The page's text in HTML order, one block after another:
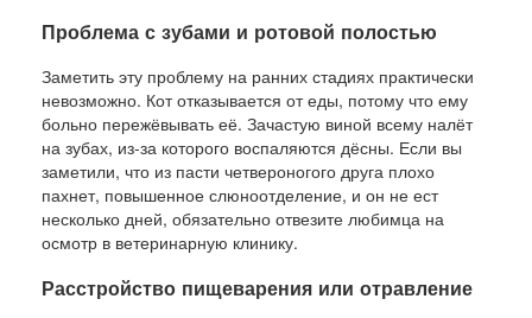
Проблема с зубами и ротовой полостью
Заметить эту проблему на ранних стадиях практически
невозможно. Кот отказывается от еды, потому что ему
больно пережёвывать её. Зачастую виной всему налёт
на зубах, из-за которого воспаляются дёсны. Если вы
заметили, что из пасти четвероногого друга плохо
пахнет, повышенное слюноотделение, и он не ест
несколько дней, обязательно отвезите любимца на
осмотр в ветеринарную клинику.
Расстройство пищеварения или отравление